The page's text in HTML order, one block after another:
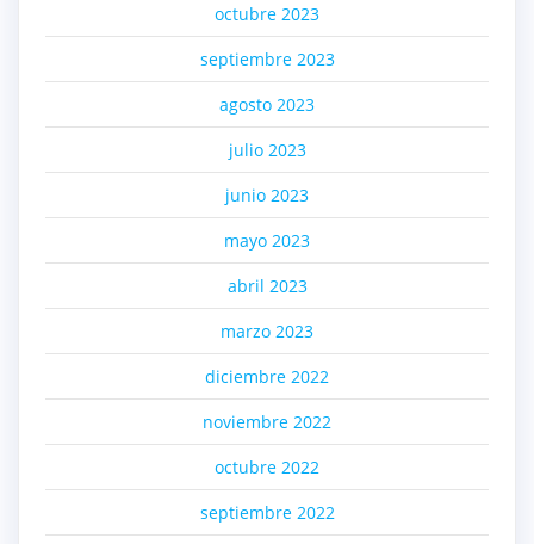
octubre 2023
septiembre 2023
agosto 2023
julio 2023
junio 2023
mayo 2023
abril 2023
marzo 2023
diciembre 2022
noviembre 2022
octubre 2022
septiembre 2022